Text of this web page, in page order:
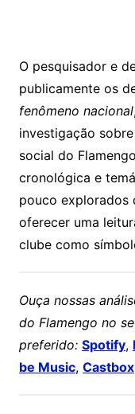
O pesquisador e
publicamente os
fenômeno nacional
investigação
social do Flamengo
cronológica e
pouco explorados
oferecer uma
clube como
Ouça nossas
do Flamengo no
preferido: Spotify,
be Music, Castbox